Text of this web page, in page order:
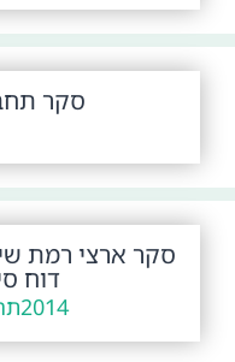
סקר
סקר ארצי רמת
דוח
2014